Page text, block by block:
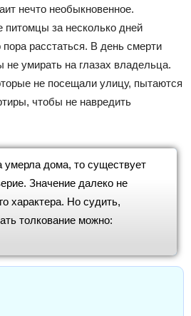
нечто необыкновенное.
за несколько дней
пора расстаться. В день смерти
умирать на глазах владельца.
не посещали улицу, пытаются
чтобы не навредить
умерла дома, то существует
Значение далеко не
характера. Но судить,
толкование можно: